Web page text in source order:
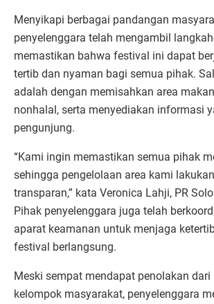
Menyikapi berbagai pandangan
penyelenggara telah mengambil
memastikan bahwa festival ini dapat
tertib dan nyaman bagi semua pihak.
adalah dengan memisahkan area
nonhalal, serta menyediakan informasi
pengunjung.
“Kami ingin memastikan semua pihak
sehingga pengelolaan area kami
transparan,” kata Veronica Lahji, PR
Pihak penyelenggara juga telah
aparat keamanan untuk menjaga
festival berlangsung.
Meski sempat mendapat penolakan dari
kelompok masyarakat, penyelenggara